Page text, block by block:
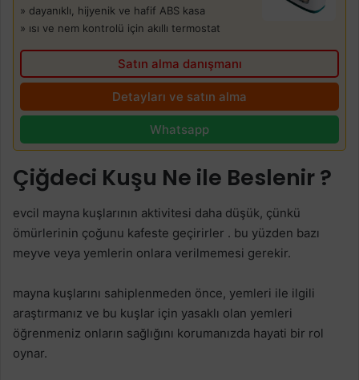
» dayanıklı, hijyenik ve hafif ABS kasa
» ısı ve nem kontrolü için akıllı termostat
Satın alma danışmanı
Detayları ve satın alma
Whatsapp
Çiğdeci Kuşu Ne ile Beslenir ?
evcil mayna kuşlarının aktivitesi daha düşük, çünkü
ömürlerinin çoğunu kafeste geçirirler . bu yüzden bazı
meyve veya yemlerin onlara verilmemesi gerekir.
mayna kuşlarını sahiplenmeden önce, yemleri ile ilgili
araştırmanız ve bu kuşlar için yasaklı olan yemleri
öğrenmeniz onların sağlığını korumanızda hayati bir rol
oynar.